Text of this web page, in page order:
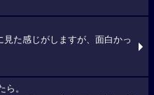
た感じがしますが、面白かっ
ら。